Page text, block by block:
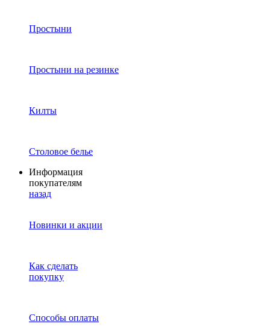
Простыни
Простыни на резинке
Килты
Столовое белье
Информация
покупателям
назад
Новинки и акции
Как сделать
покупку
Способы оплаты